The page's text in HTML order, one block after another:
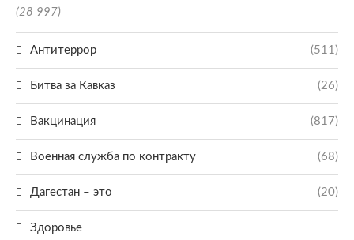
(28 997)
Антитеррор (511)
Битва за Кавказ (26)
Вакцинация (817)
Военная служба по контракту (68)
Дагестан – это (20)
Здоровье